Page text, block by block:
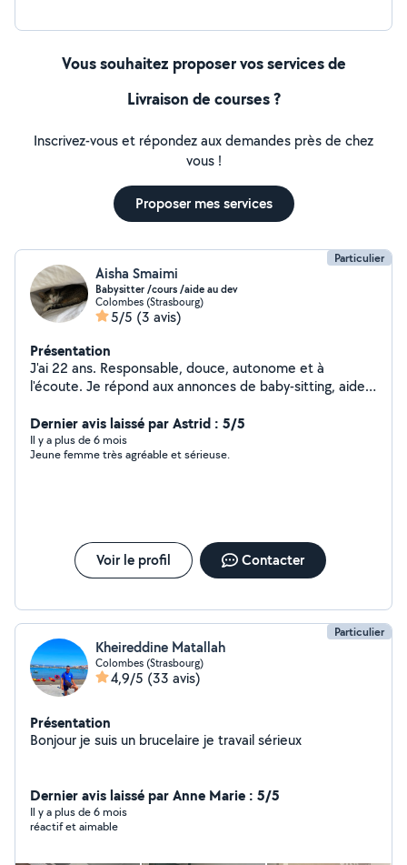
Vous souhaitez proposer vos services de
Livraison de courses ?
Inscrivez-vous et répondez aux demandes près de chez
vous !
Proposer mes services
Particulier
Aisha Smaimi
Babysitter /cours /aide au dev
Colombes (Strasbourg)
5/5 (3 avis)
Présentation
J'ai 22 ans. Responsable, douce, autonome et à
l'écoute. Je répond aux annonces de baby-sitting, aide
Dernier avis laissé par Astrid : 5/5
Il y a plus de 6 mois
Jeune femme très agréable et sérieuse.
Voir le profil Contacter
Particulier
Kheireddine Matallah
Colombes (Strasbourg)
4,9/5 (33 avis)
Présentation
Bonjour je suis un brucelaire je travail sérieux
Dernier avis laissé par Anne Marie : 5/5
Il y a plus de 6 mois
réactif et aimable